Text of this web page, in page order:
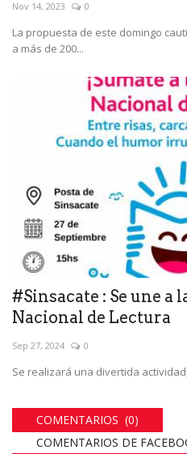
Nov 14, 2023 0
La propuesta de este domingo
a más de 200...
#Sinsacate : Se une a
Nacional de Lectura
Sep 27, 2024 0
Se realizará una divertida
COMENTARIOS (0)
COMENTARIOS DE